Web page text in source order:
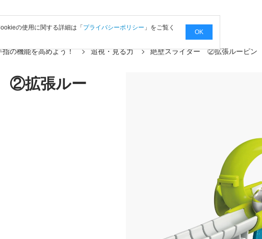
の機能を高めよう！ 追視・見る力 絶壁スライダー ②拡張ルーピン
②拡張ルー
の使用に関する詳細は「 プライバシーポリシー 」をご覧く
OK